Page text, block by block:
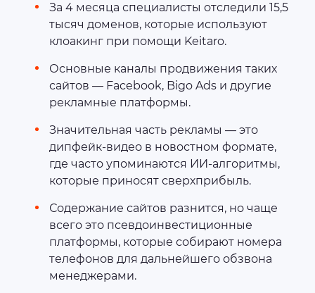
За 4 месяца специалисты отследили 15,5
тысяч доменов, которые используют
клоакинг при помощи Keitaro.
Основные каналы продвижения таких
сайтов — Facebook, Bigo Ads и другие
рекламные платформы.
Значительная часть рекламы — это
дипфейк-видео в новостном формате,
где часто упоминаются ИИ-алгоритмы,
которые приносят сверхприбыль.
Содержание сайтов разнится, но чаще
всего это псевдоинвестиционные
платформы, которые собирают номера
телефонов для дальнейшего обзвона
менеджерами.